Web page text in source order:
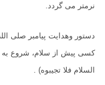
نرمتر می گردد.
دستور وهدایت پیامبر صلی
كسی پیش از سلام، شروع به
السلام فلا تجیبوه) .